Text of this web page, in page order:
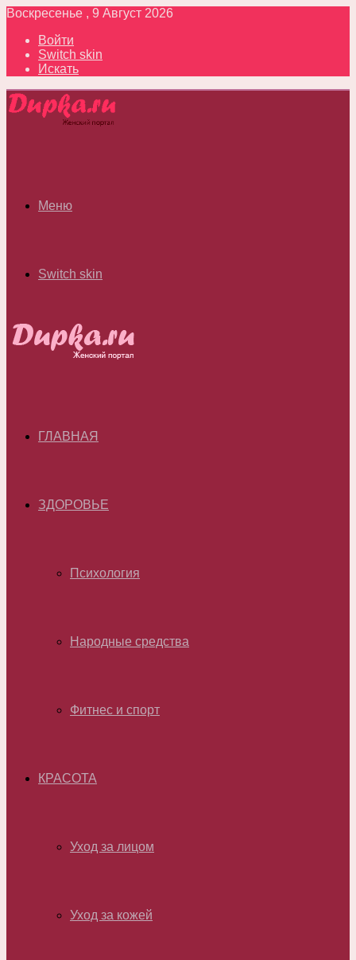
Воскресенье , 9 Август 2026
Войти
Switch skin
Искать
Меню
Switch skin
ГЛАВНАЯ
ЗДОРОВЬЕ
Психология
Народные средства
Фитнес и спорт
КРАСОТА
Уход за лицом
Уход за кожей